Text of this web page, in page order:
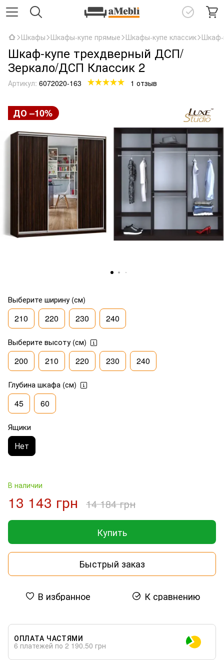
Шкафы Шкафы-купе прямые Шкафы-купе классик Шкаф-
Шкаф-купе трехдверный ДСП/
Зеркало/ДСП Классик 2
Артикул: 6072020-163 1 отзыв
ДО –10%
Выберите ширину (см)
210 220 230 240
Выберите высоту (см)
200 210 220 230 240
Глубина шкафа (см)
45 60
Ящики
Нет
В наличии
13 143 грн 14 184 грн
Купить
Быстрый заказ
В избранное К сравнению
ОПЛАТА ЧАСТЯМИ
6 платежей по 2 190.50 грн